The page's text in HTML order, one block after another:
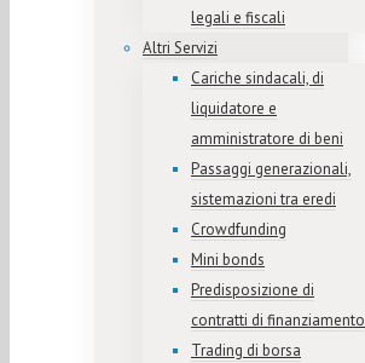
legali e fiscali
Altri Servizi
Cariche sindacali, di
liquidatore e
amministratore di beni
Passaggi generazionali,
sistemazioni tra eredi
Crowdfunding
Mini bonds
Predisposizione di
contratti di finanziamento
Trading di borsa